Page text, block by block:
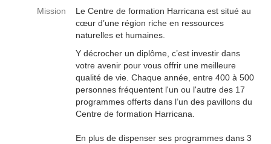
Mission
Le Centre de formation Harricana est situé au
cœur d’une région riche en ressources
naturelles et humaines.
Y décrocher un diplôme, c’est investir dans
votre avenir pour vous offrir une meilleure
qualité de vie. Chaque année, entre 400 à 500
personnes fréquentent l'un ou l'autre des 17
programmes offerts dans l’un des pavillons du
Centre de formation Harricana.
En plus de dispenser ses programmes dans 3